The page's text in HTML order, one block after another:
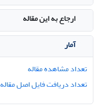
ارجاع به این مقاله
آمار
تعداد مشاهده مقاله
تعداد دریافت فایل اصل مقاله